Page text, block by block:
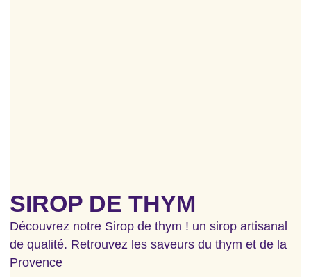
SIROP DE THYM
Découvrez notre Sirop de thym ! un sirop artisanal
de qualité. Retrouvez les saveurs du thym et de la
Provence